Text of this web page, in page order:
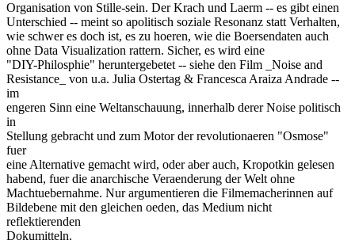
Organisation von Stille-sein. Der Krach und Laerm -- es gibt einen
Unterschied -- meint so apolitisch soziale Resonanz statt Verhalten,
wie schwer es doch ist, es zu hoeren, wie die Boersendaten auch
ohne Data Visualization rattern. Sicher, es wird eine
"DIY-Philosphie" heruntergebetet -- siehe den Film _Noise and
Resistance_ von u.a. Julia Ostertag & Francesca Araiza Andrade --
im
engeren Sinn eine Weltanschauung, innerhalb derer Noise politisch
in
Stellung gebracht und zum Motor der revolutionaeren "Osmose"
fuer
eine Alternative gemacht wird, oder aber auch, Kropotkin gelesen
habend, fuer die anarchische Veraenderung der Welt ohne
Machtuebernahme. Nur argumentieren die Filmemacherinnen auf
Bildebene mit den gleichen oeden, das Medium nicht
reflektierenden
Dokumitteln.